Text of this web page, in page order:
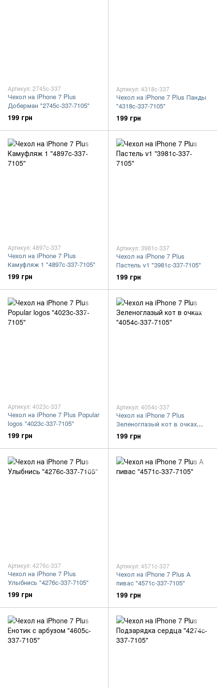
Артикул: 2745c-337
Чехол на iPhone 7 Plus
Доберман "2745c-337-7105"
199 грн
Артикул: 4318c-337
Чехол на iPhone 7 Plus Панды
"4318c-337-7105"
199 грн
Артикул: 4897c-337
Чехол на iPhone 7 Plus
Камуфляж 1 "4897c-337-7105"
199 грн
Артикул: 3981c-337
Чехол на iPhone 7 Plus
Пастель v1 "3981c-337-7105"
199 грн
Артикул: 4023c-337
Чехол на iPhone 7 Plus Popular
logos "4023c-337-7105"
199 грн
Артикул: 4054c-337
Чехол на iPhone 7 Plus
Зеленоглазый кот в очках
"4054c-337-7105"
199 грн
Артикул: 4276c-337
Чехол на iPhone 7 Plus
Улыбнись "4276c-337-7105"
199 грн
Артикул: 4571c-337
Чехол на iPhone 7 Plus А
пивас "4571c-337-7105"
199 грн